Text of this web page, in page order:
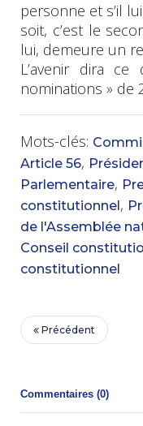
personne et s’il
soit, c’est le
lui, demeure un
L’avenir dira
nominations » de
Mots-clés:
Article 56,
Parlementaire,
constitutionnel,
de l'Assemblée
Conseil
constitutionnel
Précédent
Commentaires (0)